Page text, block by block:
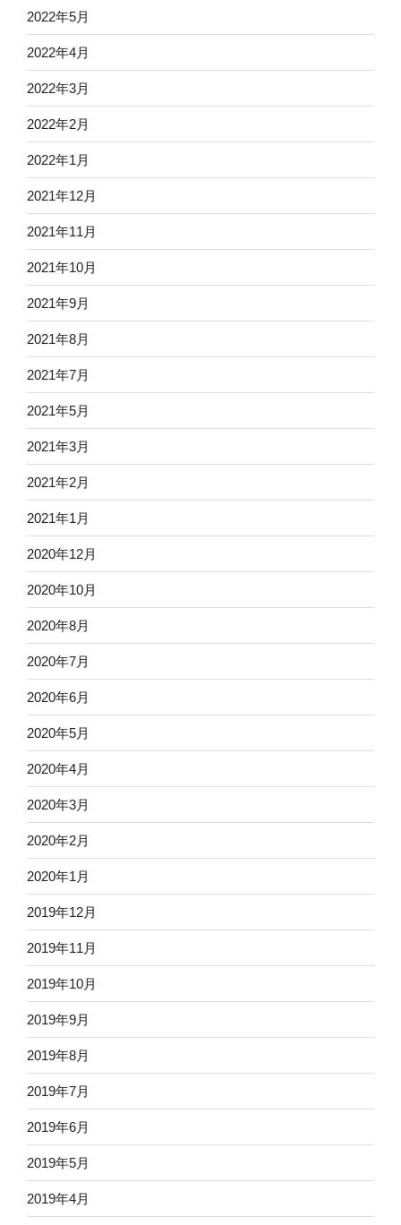
2022年5月
2022年4月
2022年3月
2022年2月
2022年1月
2021年12月
2021年11月
2021年10月
2021年9月
2021年8月
2021年7月
2021年5月
2021年3月
2021年2月
2021年1月
2020年12月
2020年10月
2020年8月
2020年7月
2020年6月
2020年5月
2020年4月
2020年3月
2020年2月
2020年1月
2019年12月
2019年11月
2019年10月
2019年9月
2019年8月
2019年7月
2019年6月
2019年5月
2019年4月